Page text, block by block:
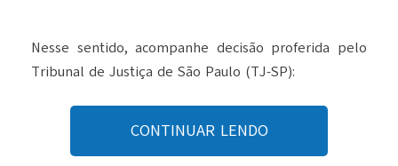
Nesse sentido, acompanhe decisão proferida pelo
Tribunal de Justiça de São Paulo (TJ-SP):
CONTINUAR LENDO